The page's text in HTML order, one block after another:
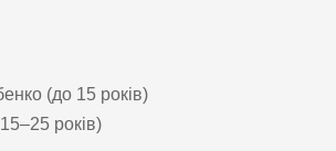
(до 15 років)
років)